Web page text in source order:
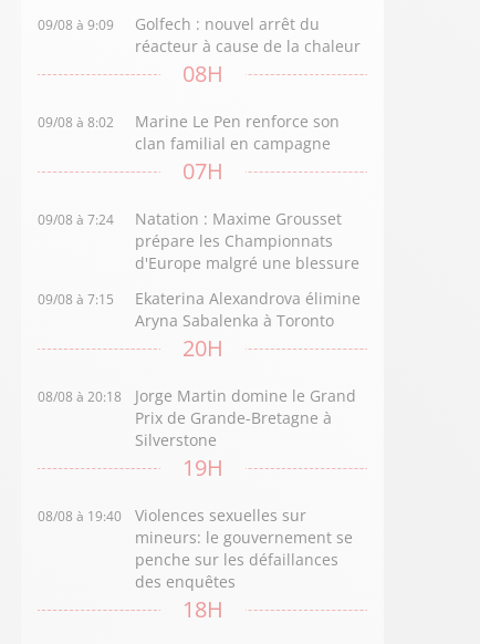
09/08 à 9:09
Golfech : nouvel arrêt du
réacteur à cause de la chaleur
08H
09/08 à 8:02
Marine Le Pen renforce son
clan familial en campagne
07H
09/08 à 7:24
Natation : Maxime Grousset
prépare les Championnats
d'Europe malgré une blessure
09/08 à 7:15
Ekaterina Alexandrova élimine
Aryna Sabalenka à Toronto
20H
08/08 à 20:18
Jorge Martin domine le Grand
Prix de Grande-Bretagne à
Silverstone
19H
08/08 à 19:40
Violences sexuelles sur
mineurs: le gouvernement se
penche sur les défaillances
des enquêtes
18H